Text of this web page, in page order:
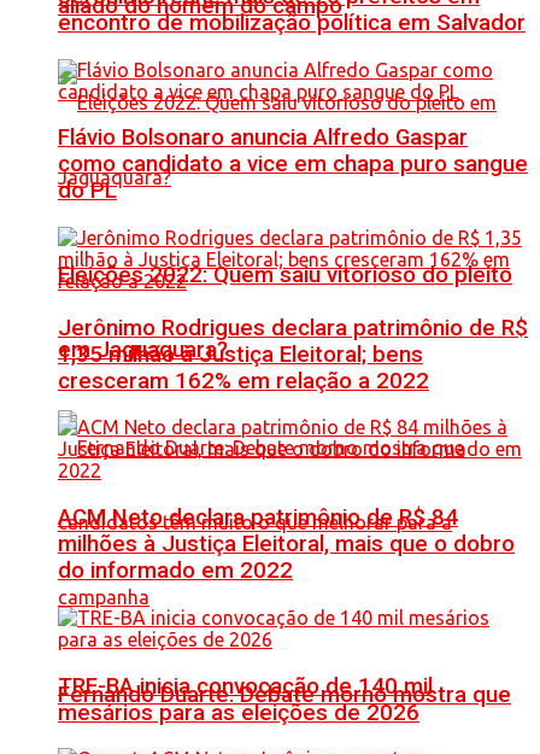
aliado do homem do campo
Eleições 2022: Quem saiu vitorioso do pleito
em Jaguaquara?
Fernando Duarte: Debate morno mostra que
encontro de mobilização política em Salvador
Flávio Bolsonaro anuncia Alfredo Gaspar
como candidato a vice em chapa puro sangue
do PL
Jerônimo Rodrigues declara patrimônio de R$
1,35 milhão à Justiça Eleitoral; bens
cresceram 162% em relação a 2022
ACM Neto declara patrimônio de R$ 84
milhões à Justiça Eleitoral, mais que o dobro
do informado em 2022
TRE-BA inicia convocação de 140 mil
mesários para as eleições de 2026